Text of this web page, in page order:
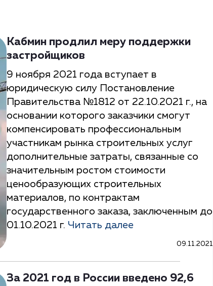
Кабмин продлил меру поддержки
застройщиков
9 ноября 2021 года вступает в
юридическую силу Постановление
Правительства №1812 от 22.10.2021 г., на
основании которого заказчики смогут
компенсировать профессиональным
участникам рынка строительных услуг
дополнительные затраты, связанные со
значительным ростом стоимости
ценообразующих строительных
материалов, по контрактам
государственного заказа, заключенным до
01.10.2021 г. Читать далее
09.11.2021
За 2021 год в России введено 92,6